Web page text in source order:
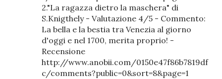
2."La ragazza dietro la maschera" di
S.Knigthely - Valutazione 4/5 - Commento:
La bella e la bestia tra Venezia al giorno
d'oggi e nel 1700, merita proprio! -
Recensione
http://www.anobii.com/0150e47f86b7819df
c/comments?public=0&sort=8&page=1